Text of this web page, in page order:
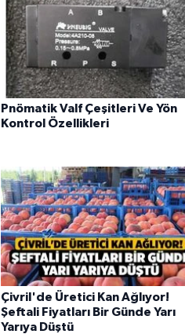
Pnömatik Valf Çeşitleri Ve Yön
Kontrol Özellikleri
Çivril'de Üretici Kan Ağlıyor!
Şeftali Fiyatları Bir Günde Yarı
Yarıya Düştü